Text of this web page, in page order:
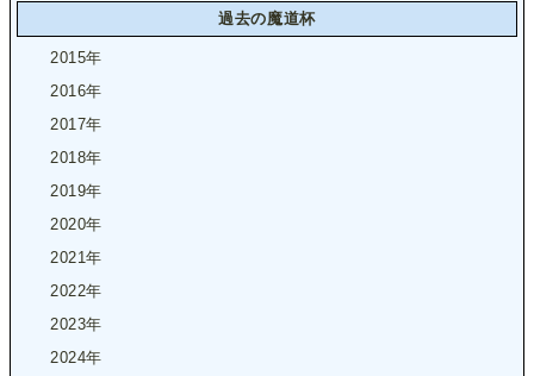
過去の魔道杯
2015年
2016年
2017年
2018年
2019年
2020年
2021年
2022年
2023年
2024年